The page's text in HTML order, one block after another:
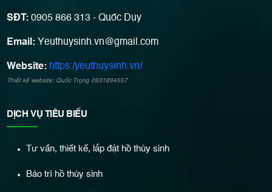
SĐT: 0905 866 313 - Quốc Duy
Email: Yeuthuysinh.vn@gmail.com
Website: https:/yeuthuysinh.vn/
Thiết kế website: Quốc Trọng 0931894557
DỊCH VỤ TIÊU BIỂU
Tư vấn, thiết kế, lắp đặt hồ thủy sinh
Bảo trì hồ thủy sinh